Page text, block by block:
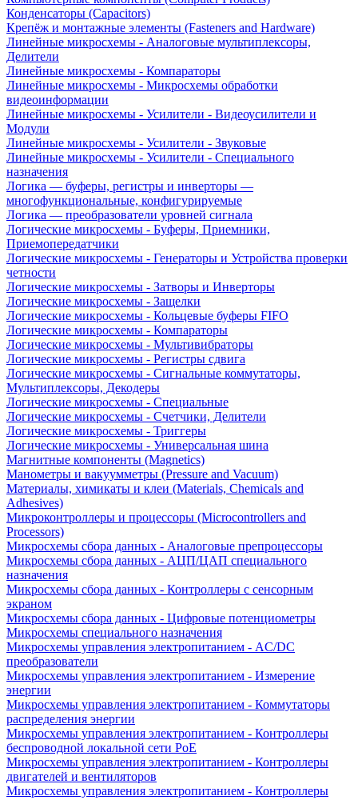
Конденсаторы (Capacitors)
Крепёж и монтажные элементы (Fasteners and Hardware)
Линейные микросхемы - Аналоговые мультиплексоры,
Делители
Линейные микросхемы - Компараторы
Линейные микросхемы - Микросхемы обработки
видеоинформации
Линейные микросхемы - Усилители - Видеоусилители и
Модули
Линейные микросхемы - Усилители - Звуковые
Линейные микросхемы - Усилители - Специального
назначения
Логика — буферы, регистры и инверторы —
многофункциональные, конфигурируемые
Логика — преобразователи уровней сигнала
Логические микросхемы - Буферы, Приемники,
Приемопередатчики
Логические микросхемы - Генераторы и Устройства проверки
четности
Логические микросхемы - Затворы и Инверторы
Логические микросхемы - Защелки
Логические микросхемы - Кольцевые буферы FIFO
Логические микросхемы - Компараторы
Логические микросхемы - Мультивибраторы
Логические микросхемы - Регистры сдвига
Логические микросхемы - Сигнальные коммутаторы,
Мультиплексоры, Декодеры
Логические микросхемы - Специальные
Логические микросхемы - Счетчики, Делители
Логические микросхемы - Триггеры
Логические микросхемы - Универсальная шина
Магнитные компоненты (Magnetics)
Манометры и вакуумметры (Pressure and Vacuum)
Материалы, химикаты и клеи (Materials, Chemicals and
Adhesives)
Микроконтроллеры и процессоры (Microcontrollers and
Processors)
Микросхемы сбора данных - Аналоговые препроцессоры
Микросхемы сбора данных - АЦП/ЦАП специального
назначения
Микросхемы сбора данных - Контроллеры с сенсорным
экраном
Микросхемы сбора данных - Цифровые потенциометры
Микросхемы специального назначения
Микросхемы управления электропитанием - AC/DC
преобразователи
Микросхемы управления электропитанием - Измерение
энергии
Микросхемы управления электропитанием - Коммутаторы
распределения энергии
Микросхемы управления электропитанием - Контроллеры
беспроводной локальной сети PoE
Микросхемы управления электропитанием - Контроллеры
двигателей и вентиляторов
Микросхемы управления электропитанием - Контроллеры